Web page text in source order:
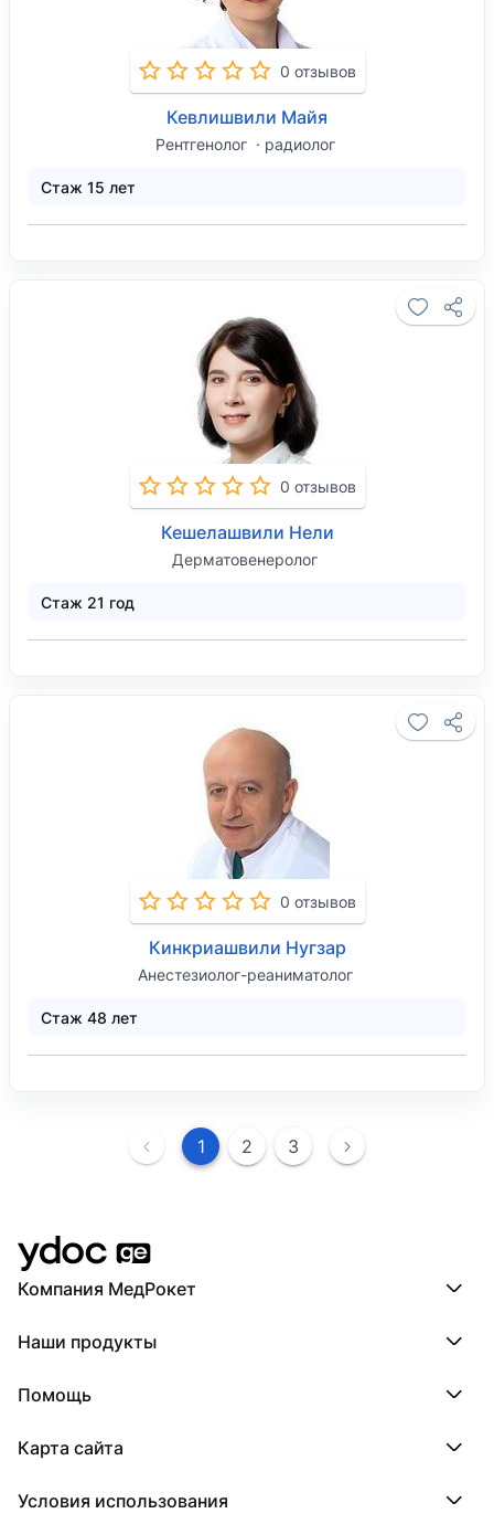
0 отзывов
Кевлишвили Майя
Рентгенолог радиолог
Стаж 15 лет
0 отзывов
Кешелашвили Нели
Дерматовенеролог
Стаж 21 год
0 отзывов
Кинкриашвили Нугзар
Анестезиолог-реаниматолог
Стаж 48 лет
1 2 3
Компания МедРокет
О YDoc
Наши продукты
ПроТаблетки
МедТочка
Помощь
Регистрация врача
Карта сайта
Регионы
Условия использования